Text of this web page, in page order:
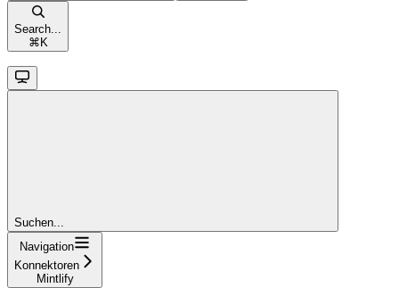
Search...
⌘ K
Suchen...
Navigation
Konnektoren
Mintlify